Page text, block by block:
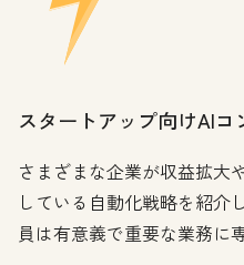
スタートアップ向けAIコ
さまざまな企業が収益拡大
している自動化戦略を紹介
員は有意義で重要な業務に